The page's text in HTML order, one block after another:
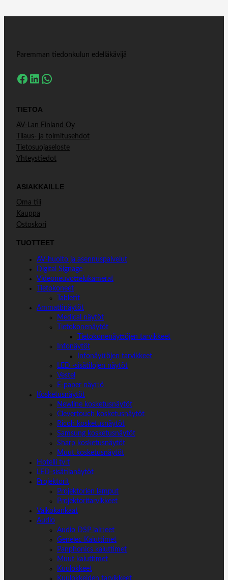
0
m
Paremman tiedonkulun edelläkävijä
Facebook LinkedIn WhatsApp
TIETOA
AV-Lan Finland Oy
Tilaus- ja toimitusehdot
Tietosuojaseloste
Yhteystiedot
ASIAKKAILLE
Oma tili
Kauppa
Ostoskori
TUOTTEET
AV-huolto ja asennuspalvelut
Digital Signage
Videoneuvottelukamerat
Tietokoneet
Tabletit
Ammattinäytöt
Medical näytöt
Tietokonenäytöt
Tietokonenäyttöjen tarvikkeet
Infonäytöt
Infonäyttöjen tarvikkeet
LED -sisätilojen näytöt
Vestel
E-paper näyttö
Kosketusnäytöt
Newline kosketusnäytöt
Clevertouch kosketusnäytöt
Ricoh kosketusnäytöt
Samsung kosketusnäytöt
Sharp kosketusnäytöt
Muut kosketusnäytöt
Hotelli tv:t
LED-sisätilanäytöt
Projektorit
Projektorien lamput
Projektoritarvikkeet
Valkokankaat
Audio
Audio DSP laitteet
Genelec Kaiuttimet
Panphonics kaiuttimet
Muut kaiuttimet
Kuulokkeet